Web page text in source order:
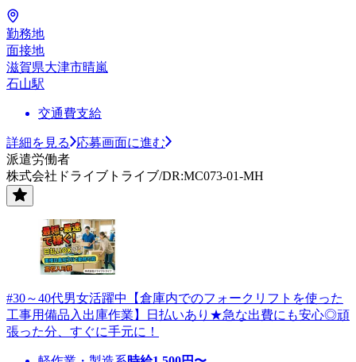
勤務地
面接地
滋賀県大津市晴嵐
石山駅
交通費支給
詳細を見る
応募画面に進む
派遣労働者
株式会社ドライブトライブ/DR:MC073-01-MH
#30～40代男女活躍中【倉庫内でのフォークリフトを使った
工事用備品入出庫作業】日払いあり★急な出費にも安心◎頑
張った分、すぐに手元に！